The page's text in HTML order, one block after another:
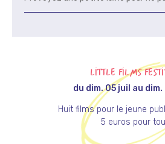
LITTLE FILMS
du dim. 05 juil au
Huit films pour le jeune
5 euros pour